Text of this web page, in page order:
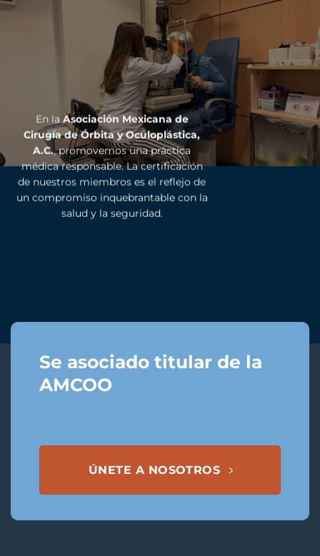
En la Asociación Mexicana de
Cirugía de Órbita y Oculoplástica,
A.C., promovemos una práctica
médica responsable. La certificación
de nuestros miembros es el reflejo de
un compromiso inquebrantable con la
salud y la seguridad.
Se asociado titular de la
AMCOO
ÚNETE A NOSOTROS